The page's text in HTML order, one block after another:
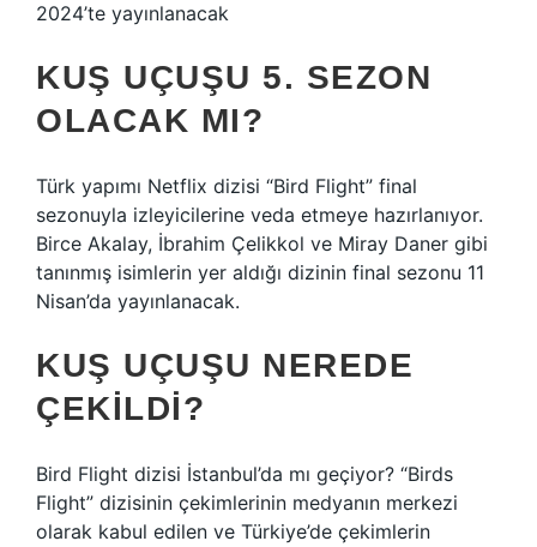
2024’te yayınlanacak
KUŞ UÇUŞU 5. SEZON
OLACAK MI?
Türk yapımı Netflix dizisi “Bird Flight” final
sezonuyla izleyicilerine veda etmeye hazırlanıyor.
Birce Akalay, İbrahim Çelikkol ve Miray Daner gibi
tanınmış isimlerin yer aldığı dizinin final sezonu 11
Nisan’da yayınlanacak.
KUŞ UÇUŞU NEREDE
ÇEKILDI?
Bird Flight dizisi İstanbul’da mı geçiyor? “Birds
Flight” dizisinin çekimlerinin medyanın merkezi
olarak kabul edilen ve Türkiye’de çekimlerin